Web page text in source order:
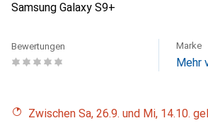
Samsung Galaxy S9+
Bewertungen Marke
Mehr
Zwischen Sa, 26.9. und Mi, 14.10.